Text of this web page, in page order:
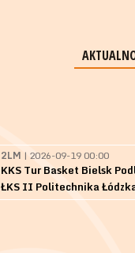
2LM | 2026-09-19 00:00
ŁKS II Politechnika